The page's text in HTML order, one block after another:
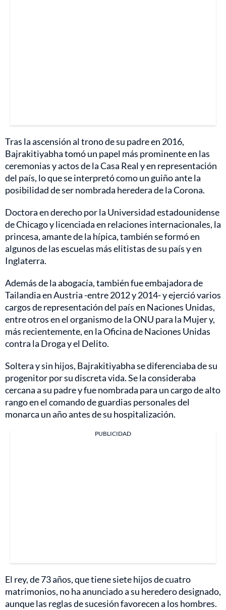
Tras la ascensión al trono de su padre en 2016,
Bajrakitiyabha tomó un papel más prominente en las
ceremonias y actos de la Casa Real y en representación
del país, lo que se interpretó como un guiño ante la
posibilidad de ser nombrada heredera de la Corona.
Doctora en derecho por la Universidad estadounidense
de Chicago y licenciada en relaciones internacionales, la
princesa, amante de la hípica, también se formó en
algunos de las escuelas más elitistas de su país y en
Inglaterra.
Además de la abogacía, también fue embajadora de
Tailandia en Austria -entre 2012 y 2014- y ejerció varios
cargos de representación del país en Naciones Unidas,
entre otros en el organismo de la ONU para la Mujer y,
más recientemente, en la Oficina de Naciones Unidas
contra la Droga y el Delito.
Soltera y sin hijos, Bajrakitiyabha se diferenciaba de su
progenitor por su discreta vida. Se la consideraba
cercana a su padre y fue nombrada para un cargo de alto
rango en el comando de guardias personales del
monarca un año antes de su hospitalización.
PUBLICIDAD
El rey, de 73 años, que tiene siete hijos de cuatro
matrimonios, no ha anunciado a su heredero designado,
aunque las reglas de sucesión favorecen a los hombres.